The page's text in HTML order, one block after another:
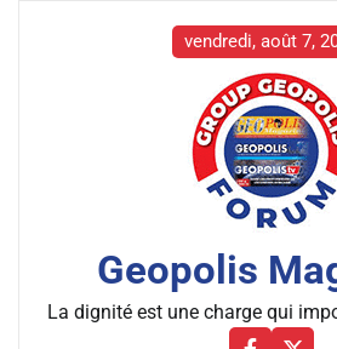
vendredi, août 7,
Geopolis
La dignité est une charge qui